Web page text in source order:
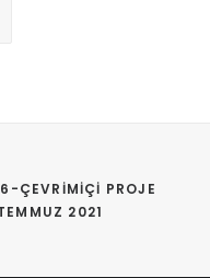
ÇEVRIMIÇI PROJE
2021